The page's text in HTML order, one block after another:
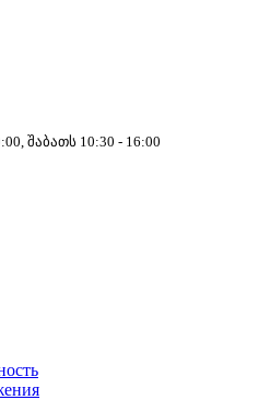
შაბათს 10:30 - 16:00